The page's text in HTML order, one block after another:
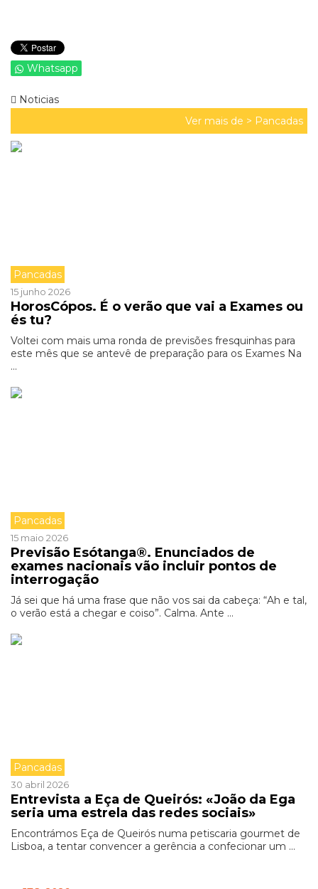
Whatsapp
Noticias
Ver mais de > Pancadas
Pancadas
15 junho 2026
HorosCópos. É o verão que vai a Exames ou
és tu?
Voltei com mais uma ronda de previsões fresquinhas para
este mês que se antevê de preparação para os Exames Na
...
Pancadas
15 maio 2026
Previsão Esótanga®. Enunciados de
exames nacionais vão incluir pontos de
interrogação
Já sei que há uma frase que não vos sai da cabeça: “Ah e tal,
o verão está a chegar e coiso”. Calma. Ante ...
Pancadas
30 abril 2026
Entrevista a Eça de Queirós: «João da Ega
seria uma estrela das redes sociais»
Encontrámos Eça de Queirós numa petiscaria gourmet de
Lisboa, a tentar convencer a gerência a confecionar um ...